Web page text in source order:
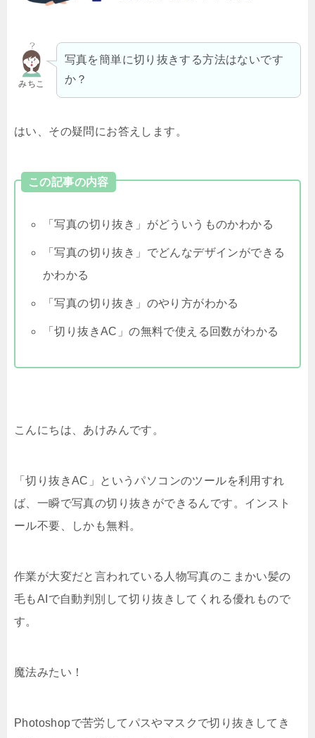
みちこ
写真を簡単に切り抜きする方法はないです
か？
はい、その疑問にお答えします。
この記事の内容
「写真の切り抜き」がどういうものかわかる
「写真の切り抜き」でどんなデザインができる
かわかる
「写真の切り抜き」のやり方がわかる
「切り抜きAC」の無料で使える回数がわかる
こんにちは、あけみんです。
「切り抜きAC」というパソコンのツールを利用すれ
ば、一瞬で写真の切り抜きができるんです。インスト
ール不要、しかも無料。
作業が大変だと言われている人物写真のこまかい髪の
毛もAIで自動判別して切り抜きしてくれる優れもので
す。
魔法みたい！
Photoshopで苦労してパスやマスクで切り抜きしてき